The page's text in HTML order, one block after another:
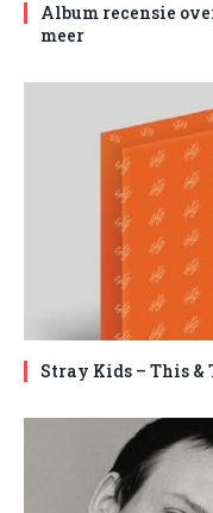
Album recensie
meer
Stray Kids – This &